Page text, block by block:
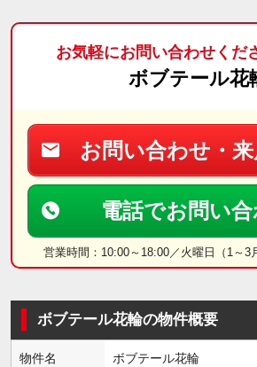
お気軽にお問い合わせくだ
ボブテール花
お問い合わせ・
電話でお問い
営業時間：10:00～18:00／火曜日（1～3
ボブテール花輪の物件概要
物件名 ボブテール花輪